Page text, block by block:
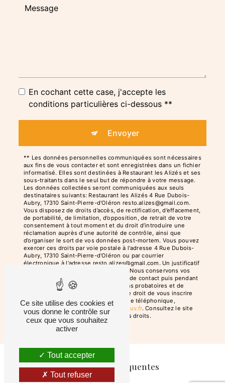
En cochant cette case, j'accepte les
conditions particulières ci-dessous **
Envoyer
** Les données personnelles communiquées sont nécessaires
aux fins de vous contacter et sont enregistrées dans un fichier
informatisé. Elles sont destinées à Restaurant les Alizés et ses
sous-traitants dans le seul but de répondre à votre message.
Les données collectées seront communiquées aux seuls
destinataires suivants: Restaurant les Alizés 4 Rue Dubois-
Aubry, 17310 Saint-Pierre-d'Oléron resto.alizes@gmail.com.
Vous disposez de droits d’accès, de rectification, d’effacement,
de portabilité, de limitation, d’opposition, de retrait de votre
consentement à tout moment et du droit d’introduire une
réclamation auprès d’une autorité de contrôle, ainsi que
d’organiser le sort de vos données post-mortem. Vous pouvez
exercer ces droits par voie postale à l'adresse 4 Rue Dubois-
Aubry, 17310 Saint-Pierre-d'Oléron ou par courrier
électronique à l'adresse resto.alizes@gmail.com. Un justificatif
d'identité pourra vous être demandé. Nous conservons vos
données pendant la période de prise de contact puis pendant
la durée de prescription légale aux fins probatoires et de
gestion des contentieux. Vous avez le droit de vous inscrire
sur la liste d'opposition au démarchage téléphonique,
disponible à cette adresse:
Bloctel.gouv.fr. Consultez le site
cnil.fr pour plus d’informations sur vos droits.
Recherches fréquentes
Ce site utilise des cookies et
vous donne le contrôle sur
ceux que vous souhaitez
activer
Tout accepter
Tout refuser